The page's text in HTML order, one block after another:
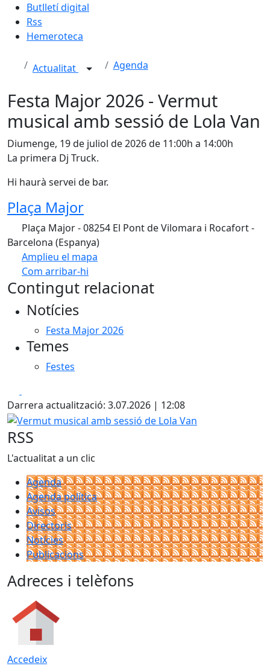
Butlletí digital
Rss
Hemeroteca
Actualitat Agenda
Festa Major 2026 - Vermut
musical amb sessió de Lola Van
Diumenge, 19 de juliol de 2026 de 11:00h a 14:00h
La primera Dj Truck.
Hi haurà servei de bar.
Plaça Major
Plaça Major - 08254 El Pont de Vilomara i Rocafort -
Barcelona (Espanya)
Amplieu el mapa
Com arribar-hi
+
Contingut relacionat
Notícies
Festa Major 2026
Temes
Festes
Darrera actualització: 3.07.2026 | 12:08
Vermut musical amb sessió de Lola Van
RSS
L'actualitat a un clic
Agenda
Agenda política
Avisos
Directoris
Notícies
Publicacions
Adreces i telèfons
Accedeix